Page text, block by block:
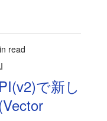
read
で新し